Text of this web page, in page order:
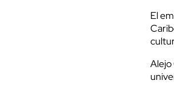
El
Alejo